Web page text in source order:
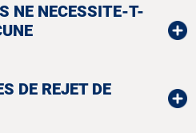
NE NECESSITE-T-
DE REJET DE